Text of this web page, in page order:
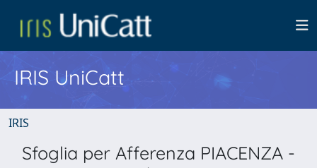
IRIS UniCatt
IRIS
Sfoglia per Afferenza PIACENZA -